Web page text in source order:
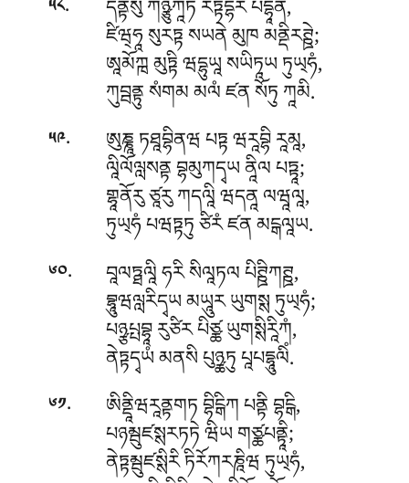
༥༨ དནྟཾསུ ཀཉྩུཀཱིཏ རཏྟདྷརོ པདྷཱནེ,
ཛིཝ྄ཧཱ སུརཏྟ སཡནེ མུཁ མནྡིརཊྛེ;
ཨཱམོཀྑ མུཏྟི ཝདྷུཡཱ སཡིཏཱཡ ཏུཡ྄ཧཾ,
ཀུབྦནྟུ སཾགམ མལཾ ཛན སོཏུ ཀཱམི.
༥༩. ཨུཎྞཱ ཏཐཱབྷིནཝ པཏྟ ཝརཱབྷི རཱམཱ,
ལཱིལོལླསནྟ བྷམུཀདྭཡ ནཱིལ པཏྟཱ;
གྷཱནོརུ ཙཱརུ ཀདལཱི ཝདནཱ ལཝཱལཱ,
ཏུཡ྄ཧཾ པཝཏྟཏུ ཙིརཾ ཛན མངྒལཱཡ.
༦༠. བཱལཏྠལཱི ཧརི སིལཱཏལ པིཊྛིཀཊྛ,
བྷཱུཝལླརིདྭཡ མཡཱུར ཡུགསྶ ཏུཡ྄ཧཾ;
པཉྩཔྤབྷཱ རུཙིར པིཙྪ ཡུགསྶིརཱིཀཾ,
ནེཏྟདྭཡཾ མནསི པུཉྪཏུ པཱཔདྷཱུལིཾ.
༦༡. ཨིནྡཱིཝརཱནྟགཏ བྷིངྒིཀ པནྟི བྷངྒི,
པཉམྦུཛསྶརཏཏེ ཝིཡ གཙྪཔནྟཱི;
ནེཏྟམྦུཛསྶིརི ཏིརོཀརཎཱིཝ ཏུཡ྄ཧཾ,